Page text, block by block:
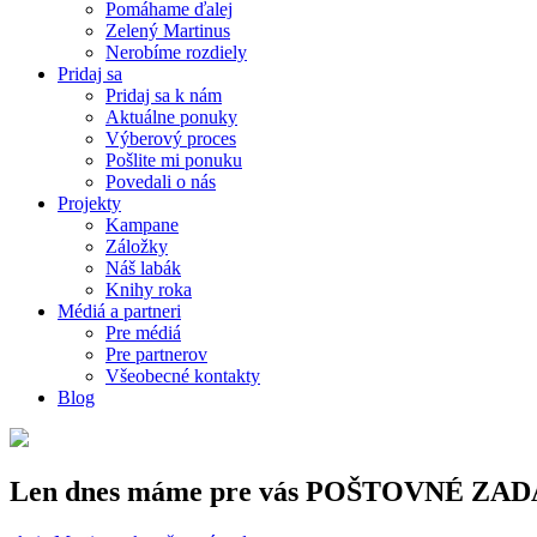
Pomáhame ďalej
Zelený Martinus
Nerobíme rozdiely
Pridaj sa
Pridaj sa k nám
Aktuálne ponuky
Výberový proces
Pošlite mi ponuku
Povedali o nás
Projekty
Kampane
Záložky
Náš labák
Knihy roka
Médiá a partneri
Pre médiá
Pre partnerov
Všeobecné kontakty
Blog
Len dnes máme pre vás POŠTOVNÉ